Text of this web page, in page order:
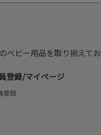
ビー用品を取り揃えてお
登録/マイページ
登録